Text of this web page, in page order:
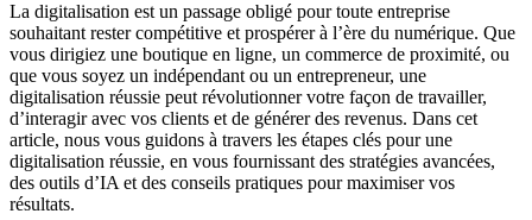
La digitalisation est un passage obligé pour toute entreprise
souhaitant rester compétitive et prospérer à l’ère du numérique. Que
vous dirigiez une boutique en ligne, un commerce de proximité, ou
que vous soyez un indépendant ou un entrepreneur, une
digitalisation réussie peut révolutionner votre façon de travailler,
d’interagir avec vos clients et de générer des revenus. Dans cet
article, nous vous guidons à travers les étapes clés pour une
digitalisation réussie, en vous fournissant des stratégies avancées,
des outils d’IA et des conseils pratiques pour maximiser vos
résultats.